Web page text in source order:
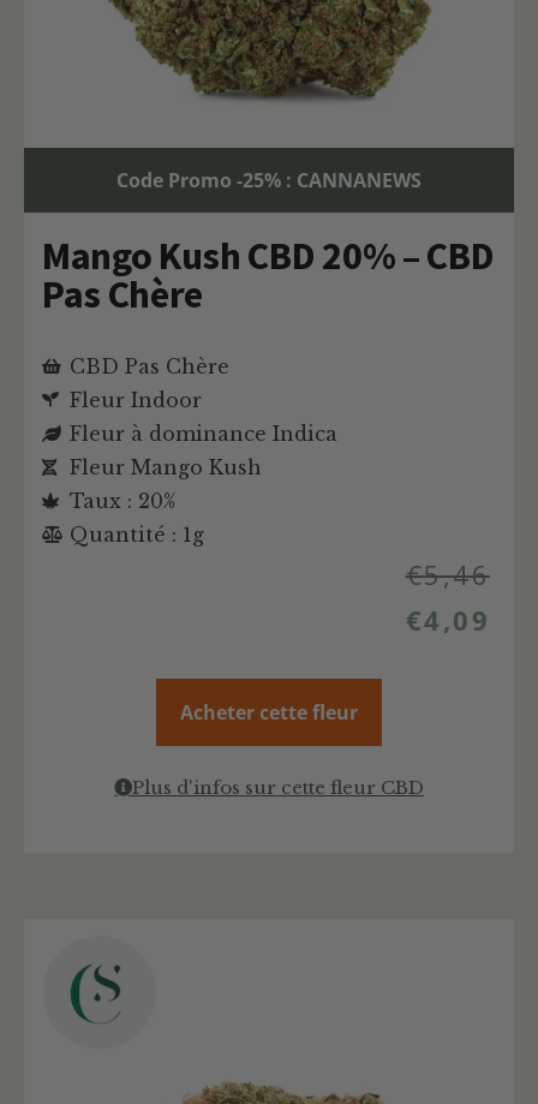
Code Promo -25% : CANNANEWS
Mango Kush CBD 20% – CBD
Pas Chère
CBD Pas Chère
Fleur Indoor
Fleur à dominance Indica
Fleur Mango Kush
Taux : 20%
Quantité : 1g
€5,46
€4,09
Acheter cette fleur
Plus d'infos sur cette fleur CBD